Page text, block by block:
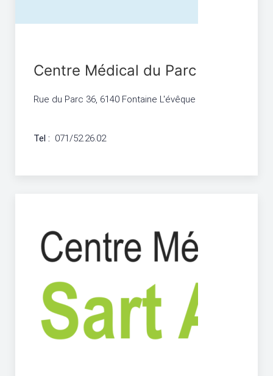
Centre Médical du Parc
Rue du Parc 36, 6140 Fontaine L'évêque
Tel : 071/52.26.02